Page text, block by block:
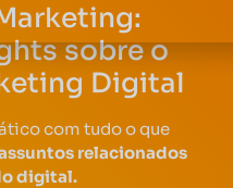
sobre o
Digital
com tudo o que
relacionados
digital.